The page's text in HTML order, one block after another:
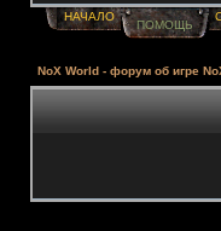
НАЧАЛО
ПОМОЩЬ
NoX World - форум об игре